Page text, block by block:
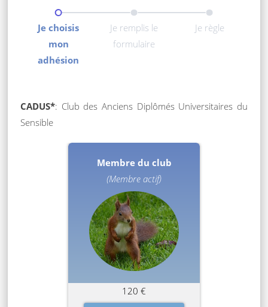
Je choisis
mon
adhésion
Je remplis le
formulaire
Je règle
CADUS*: Club des Anciens Diplômés Universitaires du
Sensible
Membre du club
(Membre actif)
120 €